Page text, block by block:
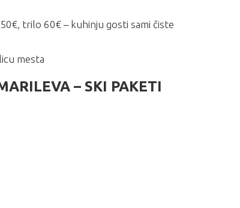
trilo 60€ – kuhinju gosti sami čiste
mesta
– SKI PAKETI